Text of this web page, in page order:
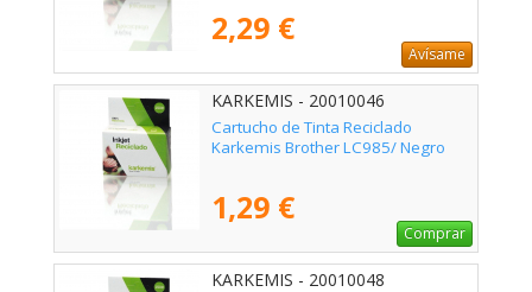
2,29 €
Avísame
KARKEMIS - 20010046
Cartucho de Tinta Reciclado
Karkemis Brother LC985/ Negro
1,29 €
Comprar
KARKEMIS - 20010048